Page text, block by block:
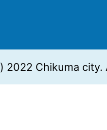
2022 Chikuma city.